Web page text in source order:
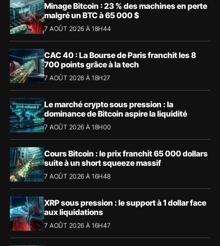
Minage Bitcoin : 23 % des machines en perte
malgré un BTC à 65 000 $
7 AOÛT 2026 À 18H44
CAC 40 : La Bourse de Paris franchit les 8
700 points grâce à la tech
7 AOÛT 2026 À 18H27
Le marché crypto sous pression : la
dominance de Bitcoin aspire la liquidité
7 AOÛT 2026 À 18H00
Cours Bitcoin : le prix franchit 65 000 dollars
suite à un short squeeze massif
7 AOÛT 2026 À 16H48
XRP sous pression : le support à 1 dollar face
aux liquidations
7 AOÛT 2026 À 16H47